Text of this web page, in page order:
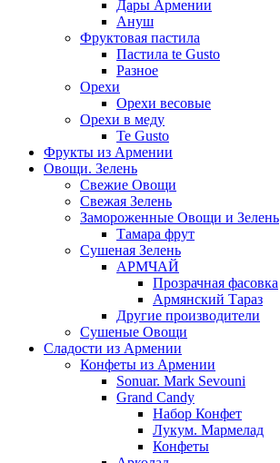
Дары Армении
Ануш
Фруктовая пастила
Пастила te Gusto
Разное
Орехи
Орехи весовые
Орехи в меду
Te Gusto
Фрукты из Армении
Овощи. Зелень
Свежие Овощи
Свежая Зелень
Замороженные Овощи и Зелень
Тамара фрут
Сушеная Зелень
АРМЧАЙ
Прозрачная фасовка
Армянский Тараз
Другие производители
Сушеные Овощи
Сладости из Армении
Конфеты из Армении
Sonuar. Mark Sevouni
Grand Candy
Набор Конфет
Лукум. Мармелад
Конфеты